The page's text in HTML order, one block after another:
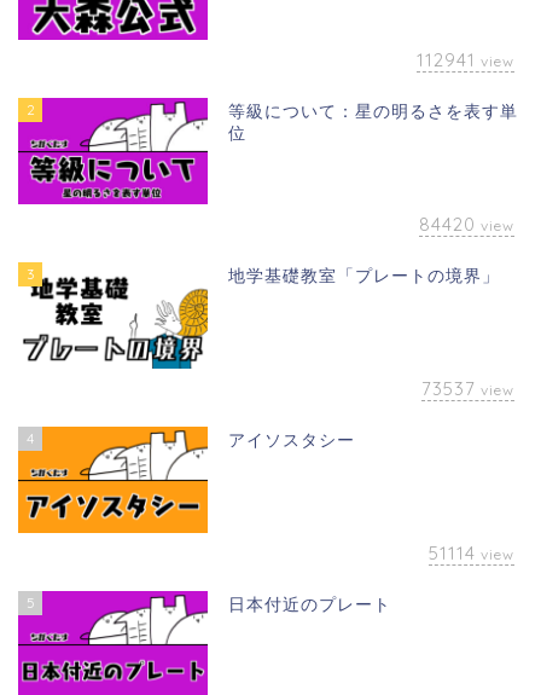
112941 view
2
等級について：星の明るさを表す単
位
84420 view
3 地学基礎教室「プレートの境界」
73537 view
4 アイソスタシー
51114 view
5 日本付近のプレート